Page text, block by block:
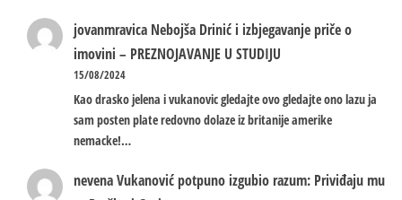
jovanmravica Nebojša Drinić i izbjegavanje priče o
imovini – PREZNOJAVANJE U STUDIJU
15/08/2024
Kao drasko jelena i vukanovic gledajte ovo gledajte ono lazu ja
sam posten plate redovno dolaze iz britanije amerike
nemacke!…
nevenaVukanović potpuno izgubio razum: Priviđaju mu